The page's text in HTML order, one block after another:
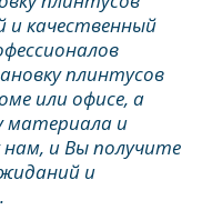
и качественный
плинтусов
или офисе, а
материала и
и Вы получите
и